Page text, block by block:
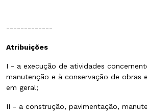
-------------
Atribuições
I - a execução de atividades
manutenção e à conservação de obras
em geral;
II - a construção, pavimentação,